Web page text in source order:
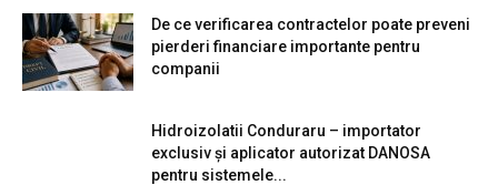
De ce verificarea contractelor poate preveni
pierderi financiare importante pentru
companii
Hidroizolatii Conduraru – importator
exclusiv și aplicator autorizat DANOSA
pentru sistemele...